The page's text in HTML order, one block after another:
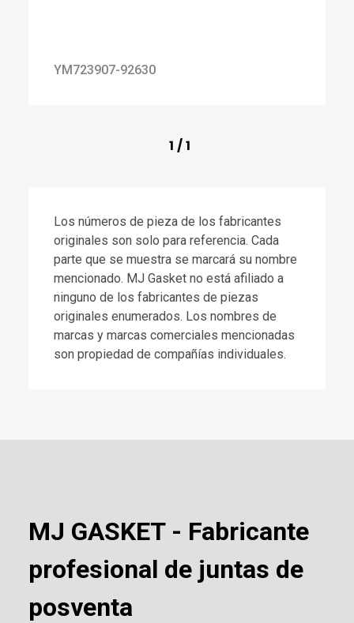
YM723907-92630
1 /1
Los números de pieza de los fabricantes
originales son solo para referencia. Cada
parte que se muestra se marcará su nombre
mencionado. MJ Gasket no está afiliado a
ninguno de los fabricantes de piezas
originales enumerados. Los nombres de
marcas y marcas comerciales mencionadas
son propiedad de compañías individuales.
MJ GASKET - Fabricante
profesional de juntas de
posventa